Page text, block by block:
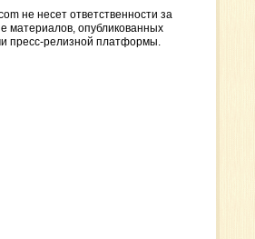
не несет ответственности за
материалов, опубликованных
пресс-релизной платформы.